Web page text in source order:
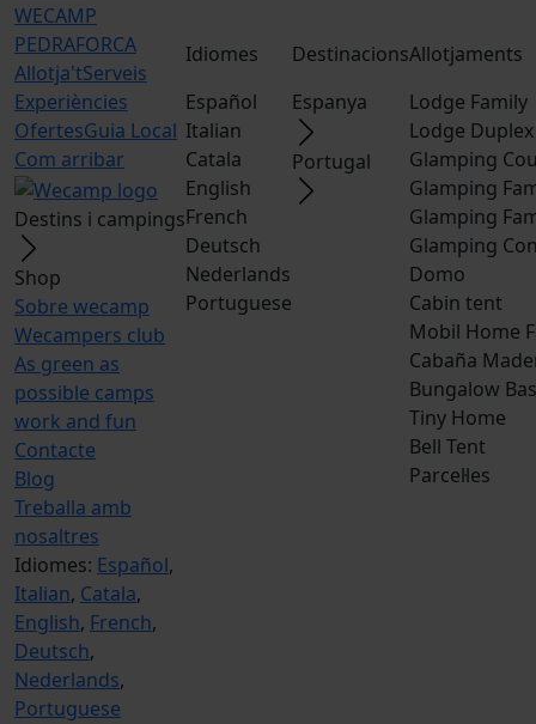
WECAMP
PEDRAFORCA
Allotja'tServeis
Experiències
OfertesGuia Local
Com arribar
Destins i campings
Shop
Sobre wecamp
Wecampers club
As green as
possible camps
work and fun
Contacte
Blog
Treballa amb
nosaltres
Idiomes: Español,
Italian, Catala,
English, French,
Deutsch,
Nederlands,
Portuguese
Idiomes
Español
Italian
Catala
English
French
Deutsch
Nederlands
Portuguese
Destinacions
Espanya
Portugal
Allotjaments
Lodge Family
Lodge Duplex
Glamping
Glamping
Glamping
Glamping
Domo
Cabin tent
Mobil Home
Cabaña
Bungalow
Tiny Home
Bell Tent
Parcel·les